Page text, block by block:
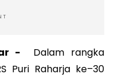
-
Dalam rangka
Puri Raharja ke–30